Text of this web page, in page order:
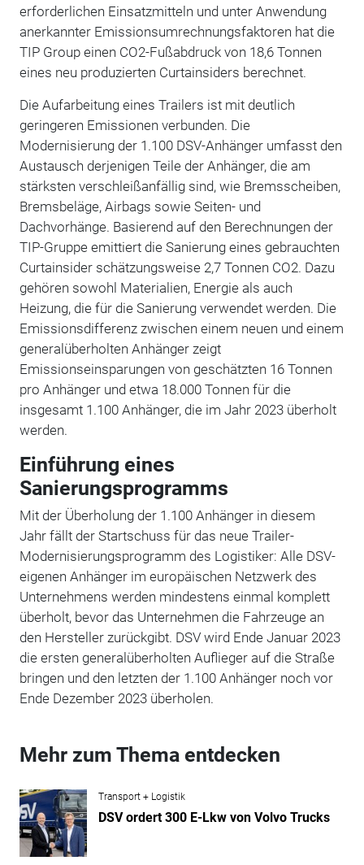
erforderlichen Einsatzmitteln und unter Anwendung
anerkannter Emissionsumrechnungsfaktoren hat die
TIP Group einen CO2-Fußabdruck von 18,6 Tonnen
eines neu produzierten Curtainsiders berechnet.
Die Aufarbeitung eines Trailers ist mit deutlich
geringeren Emissionen verbunden. Die
Modernisierung der 1.100 DSV-Anhänger umfasst den
Austausch derjenigen Teile der Anhänger, die am
stärksten verschleißanfällig sind, wie Bremsscheiben,
Bremsbeläge, Airbags sowie Seiten- und
Dachvorhänge. Basierend auf den Berechnungen der
TIP-Gruppe emittiert die Sanierung eines gebrauchten
Curtainsider schätzungsweise 2,7 Tonnen CO2. Dazu
gehören sowohl Materialien, Energie als auch
Heizung, die für die Sanierung verwendet werden. Die
Emissionsdifferenz zwischen einem neuen und einem
generalüberholten Anhänger zeigt
Emissionseinsparungen von geschätzten 16 Tonnen
pro Anhänger und etwa 18.000 Tonnen für die
insgesamt 1.100 Anhänger, die im Jahr 2023 überholt
werden.
Einführung eines
Sanierungsprogramms
Mit der Überholung der 1.100 Anhänger in diesem
Jahr fällt der Startschuss für das neue Trailer-
Modernisierungsprogramm des Logistiker: Alle DSV-
eigenen Anhänger im europäischen Netzwerk des
Unternehmens werden mindestens einmal komplett
überholt, bevor das Unternehmen die Fahrzeuge an
den Hersteller zurückgibt. DSV wird Ende Januar 2023
die ersten generalüberholten Auflieger auf die Straße
bringen und den letzten der 1.100 Anhänger noch vor
Ende Dezember 2023 überholen.
Mehr zum Thema entdecken
Transport + Logistik
DSV ordert 300 E-Lkw von Volvo Trucks